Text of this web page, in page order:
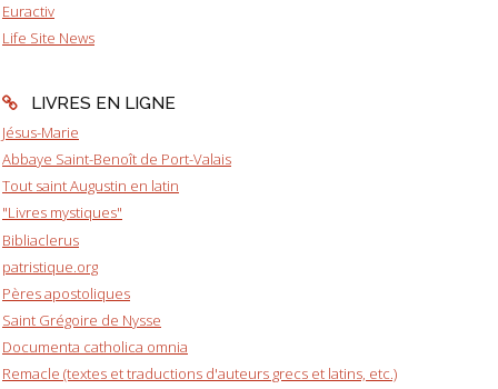
Euractiv
Life Site News
LIVRES EN LIGNE
Jésus-Marie
Abbaye Saint-Benoît de Port-Valais
Tout saint Augustin en latin
"Livres mystiques"
Bibliaclerus
patristique.org
Pères apostoliques
Saint Grégoire de Nysse
Documenta catholica omnia
Remacle (textes et traductions d'auteurs grecs et latins, etc.)